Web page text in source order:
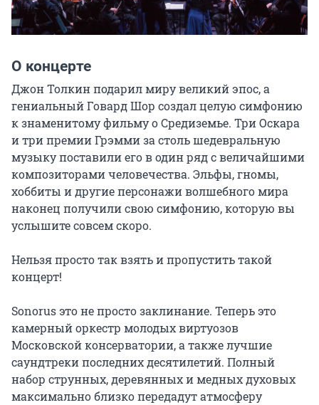
О концерте
Джон Толкин подарил миру великий эпос, а
гениальный Говард Шор создал целую симфонию
к знаменитому фильму о Средиземье. Три Оскара
и три премии Грэмми за столь шедевральную
музыку поставили его в один ряд с величайшими
композиторами человечества. Эльфы, гномы,
хоббиты и другие персонажи волшебного мира
наконец получили свою симфонию, которую вы
услышите совсем скоро.
Нельзя просто так взять и пропустить такой
концерт!
Sonorus это не просто заклинание. Теперь это
камерный оркестр молодых виртуозов
Московской консерватории, а также лучшие
саундтреки последних десятилетий. Полный
набор струнных, деревянных и медных духовых
максимально близко передадут атмосферу